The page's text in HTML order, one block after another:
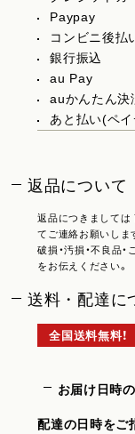
Paypay
コンビニ後払
銀行振込
au Pay
auかんたん決
あと払い(ペ
返品について
返品につきましては
てご連絡お願いしま
破損・汚損・不良品
をお伝えください。
送料・配達に
全国送料無料！
お届け日時
配達の日時をご